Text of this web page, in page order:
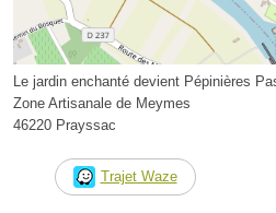
Le jardin enchanté devient Pépinières
Zone Artisanale de Meymes
46220 Prayssac
Trajet Waze